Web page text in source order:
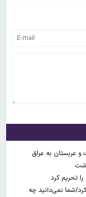
شما نمی‌دانید چه